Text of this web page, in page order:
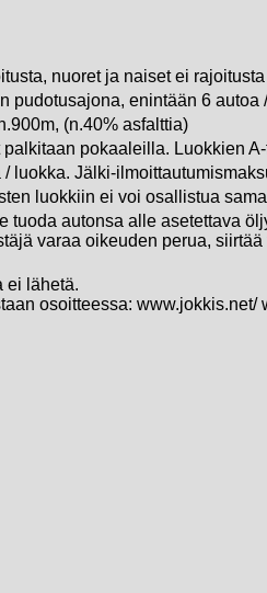
nuoret ja naiset ei rajoitusta
pudotusajona, enintään 6 autoa
(n.40% asfalttia)
palkitaan pokaaleilla. Luokkien
/ luokka. Jälki-
luokkiin ei voi osallistua
tuoda autonsa alle asetettava
varaa oikeuden perua,
ei lähetä.
osoitteessa: www.jokkis.net/